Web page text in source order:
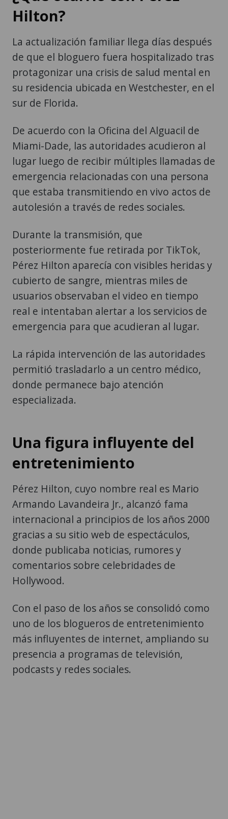
Hilton?
La actualización familiar llega días después
de que el bloguero fuera hospitalizado tras
protagonizar una crisis de salud mental en
su residencia ubicada en Westchester, en el
sur de Florida.
De acuerdo con la Oficina del Alguacil de
Miami-Dade, las autoridades acudieron al
lugar luego de recibir múltiples llamadas de
emergencia relacionadas con una persona
que estaba transmitiendo en vivo actos de
autolesión a través de redes sociales.
Durante la transmisión, que
posteriormente fue retirada por TikTok,
Pérez Hilton aparecía con visibles heridas y
cubierto de sangre, mientras miles de
usuarios observaban el video en tiempo
real e intentaban alertar a los servicios de
emergencia para que acudieran al lugar.
La rápida intervención de las autoridades
permitió trasladarlo a un centro médico,
donde permanece bajo atención
especializada.
Una figura influyente del
entretenimiento
Pérez Hilton, cuyo nombre real es Mario
Armando Lavandeira Jr., alcanzó fama
internacional a principios de los años 2000
gracias a su sitio web de espectáculos,
donde publicaba noticias, rumores y
comentarios sobre celebridades de
Hollywood.
Con el paso de los años se consolidó como
uno de los blogueros de entretenimiento
más influyentes de internet, ampliando su
presencia a programas de televisión,
podcasts y redes sociales.